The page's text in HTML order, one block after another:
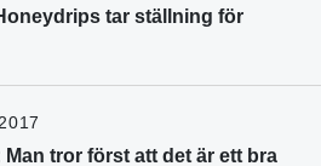
tar ställning för
Man tror först att det är ett bra